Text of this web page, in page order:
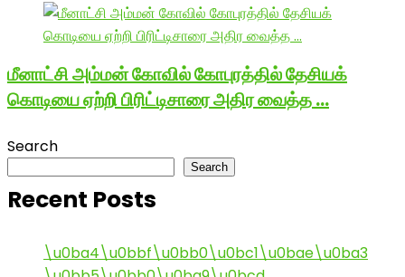
மீனாட்சி அம்மன் கோவில் கோபுரத்தில் தேசியக்
கொடியை ஏற்றி பிரிட்டிசாரை அதிர வைத்த …
Search
Search
Recent Posts
\u0ba4\u0bbf\u0bb0\u0bc1\u0bae\u0ba3